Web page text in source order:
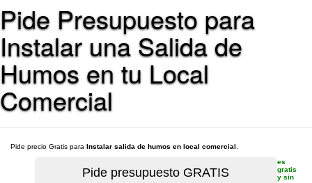
Pide Presupuesto para
Instalar una Salida de
Humos en tu Local
Comercial
Pide precio Gratis para Instalar salida de humos en local comercial
es
gratis
y sin